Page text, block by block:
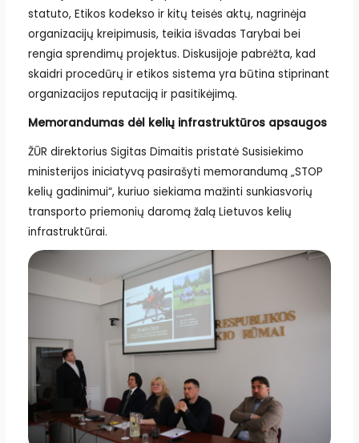
statuto, Etikos kodekso ir kitų teisės aktų, nagrinėja
organizacijų kreipimusis, teikia išvadas Tarybai bei
rengia sprendimų projektus. Diskusijoje pabrėžta, kad
skaidri procedūrų ir etikos sistema yra būtina stiprinant
organizacijos reputaciją ir pasitikėjimą.
Memorandumas dėl kelių infrastruktūros apsaugos
ŽŪR direktorius Sigitas Dimaitis pristatė Susisiekimo
ministerijos iniciatyvą pasirašyti memorandumą „STOP
kelių gadinimui“, kuriuo siekiama mažinti sunkiasvorių
transporto priemonių daromą žalą Lietuvos kelių
infrastruktūrai.